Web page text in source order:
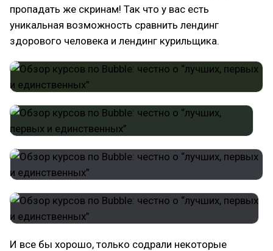
пропадать же скринам! Так что у вас есть
уникальная возможность сравнить лендинг
здорового человека и лендинг курильщика.
И все бы хорошо, только содрали некоторые